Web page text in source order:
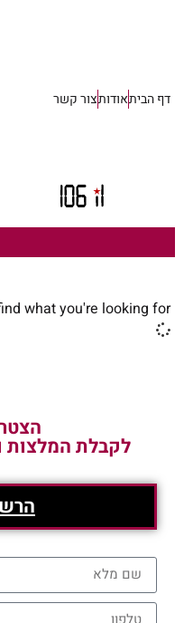
דף הביתאודותצור קשר
what you're looking for.
לקבלת המלצות